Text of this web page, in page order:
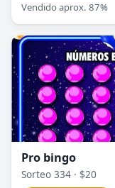
Vendido aprox. 87%
Pro bingo
Sorteo 334 · $20